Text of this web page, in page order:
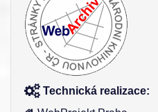
Technická realizace: